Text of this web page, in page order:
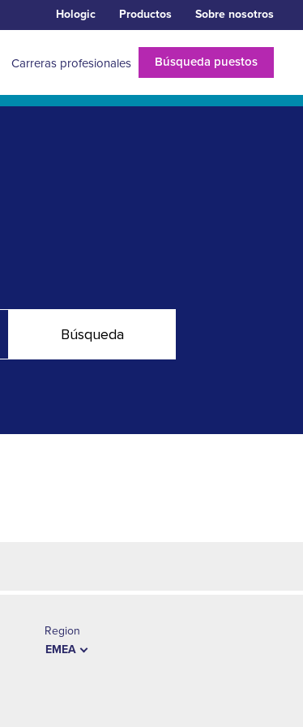
Hologic Productos Sobre nosotros
Carreras profesionales Búsqueda puestos
Region
EMEA